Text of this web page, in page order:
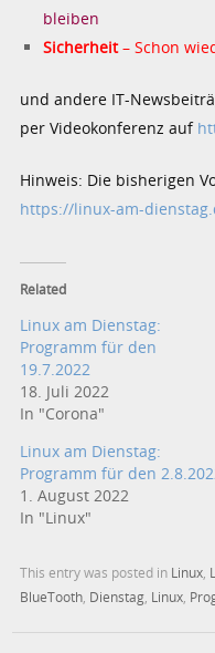
bleiben
Sicherheit– Schon
und andere IT-
per Videokonferenz auf
Hinweis: Die bisherigen
https://linux-am-
Related
Linux am Dienstag:
Programm für den
19.7.2022
18. Juli 2022
In "Corona"
Linux am Dienstag:
Programm für den
1. August 2022
In "Linux"
This entry was posted in Linux
BlueTooth Dienstag Linux